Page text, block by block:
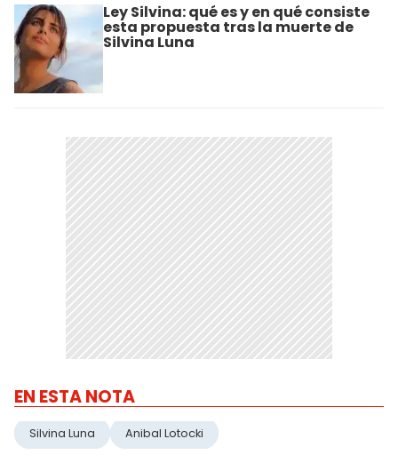
Ley Silvina: qué es y en qué consiste
esta propuesta tras la muerte de
Silvina Luna
EN ESTA NOTA
Silvina Luna Anibal Lotocki